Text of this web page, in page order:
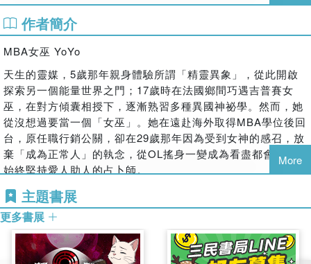
擁有MBA學位的YoYo，從小就有靈異體質，十七歲那年到法
國探望留學當地的姊姊，
意外的跟一位南法女巫師學習了脈輪能量與女神魔法。
脈輪能量就如魔法學院的基礎課程，它讓困擾YoYo多年的嚴重
蕁麻疹不再發作，也讓她的肩頸痠痛、失眠、消化不良、眼壓
過高和偏頭痛的毛病，在一個月內消除了不少，皮膚也恢復原
本的光澤。脈輪能量，可說是魔法師們維持最佳身心狀態每天
必練的養生功。
脈輪能量能幫助我們什麼呢？它會讓你有精神、心情愉快，它
會調節我們的自律神經，它會讓我們的身心靈達到最佳的平
衡！
吧！
作者簡介
MBA女巫 YoYo
天生的靈媒，5歲那年親身體驗所謂「精靈異象」，從此開啟
探索另一個能量世界之門；17歲時在法國鄉間巧遇吉普賽女
巫，在對方傾囊相授下，逐漸熟習多種異國神祕學。然而，她
從沒想過要當一個「女巫」。她在遠赴海外取得MBA學位後回
台，原任職行銷公關，卻在29歲那年因為受到女神的感召，放
棄「成為正常人」的執念，從OL搖身一變成為看盡都會百態、
始終堅持愛人助人的占卜師。
曾是東森「開運鑑定團」的固定命理班底，目前亦固定參與各
媒體節目及撰寫專欄。著有年度運勢書《2008盧恩符文運勢大
揭祕》、魔法小說《女巫之瞳：亙古女神．精靈．魔法蟾
蜍》，執業至今短短三年，已擁有一間「心靈角落」占卜館，
更發展出系統化白魔法教學課程。
More
主題書展
更多書展